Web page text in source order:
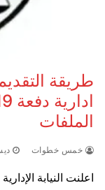
طريقة
الملفات
خمس خطوات